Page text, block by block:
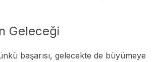
Geleceği
başarısı, gelecekte de büyümeye